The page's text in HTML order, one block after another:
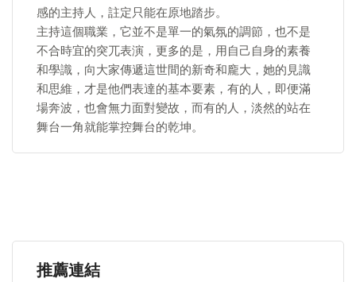
感的主持人，註定只能在原地踏步。
主持這個職業，它並不是單一的氣氛的調節，也不是
不合時宜的突兀表演，更多的是，用自己自身的素養
和學識，向大家傳遞這世間的新奇和龐大，她的見識
和思維，才是他們表達的基本要素，有的人，即便滿
場奔波，也會無力面對變故，而有的人，淡然的站在
舞台一角就能掌控舞台的乾坤。
推薦連結